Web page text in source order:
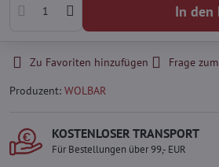
In den
Zu Favoriten hinzufügen Frage
Produzent: WOLBAR
KOSTENLOSER TRANSPORT
Für Bestellungen über 99,- EUR